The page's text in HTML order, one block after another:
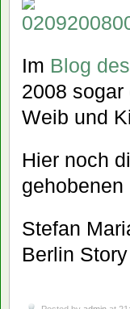
Im Blog
2008
Weib und
Hier noch
gehobenen
Stefan
Berlin